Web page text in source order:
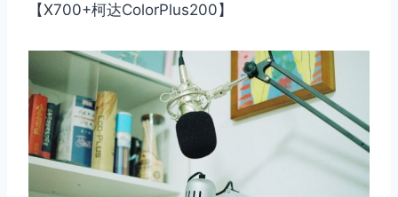
【X700+柯达ColorPlus200】